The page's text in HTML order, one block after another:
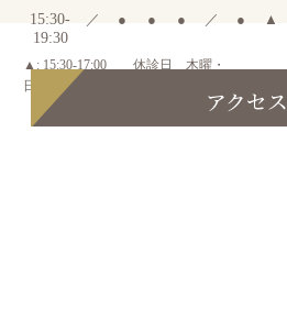
15:30-
19:30
／ ● ● ● ／ ● ▲
▲: 15:30-17:00
休診日 木曜・
日曜・祝日
アクセス